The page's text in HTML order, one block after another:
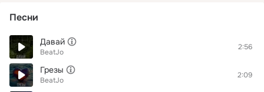
Песни
Давай
BeatJo
2:56
Грезы
BeatJo
2:09